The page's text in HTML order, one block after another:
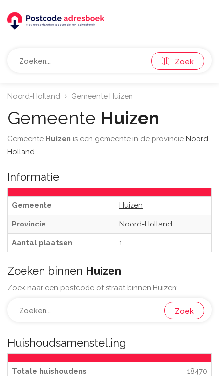
Zoek
Noord-Holland Gemeente Huizen
Gemeente Huizen
Gemeente Huizen is een gemeente in de provincie Noord-
Holland
Informatie
Gemeente Huizen
Provincie Noord-Holland
Aantal plaatsen 1
Zoeken binnen Huizen
Zoek naar een postcode of straat binnen Huizen:
Zoek
Huishoudsamenstelling
Totale huishoudens 18470